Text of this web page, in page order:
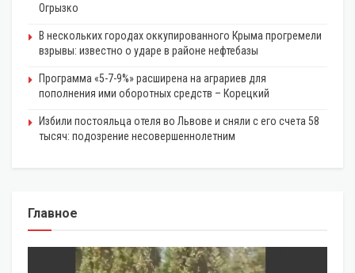
Огрызко
В нескольких городах оккупированного Крыма прогремели
взрывы: известно о ударе в районе нефтебазы
Программа «5-7-9%» расширена на аграриев для
пополнения ими оборотных средств – Корецкий
Избили постояльца отеля во Львове и сняли с его счета 58
тысяч: подозрение несовершеннолетним
Главное